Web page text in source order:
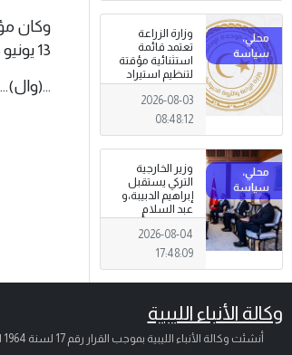
وزارة الزراعة
تعتمد قائمة
استثنائية مؤقتة
لتنظيم استيراد
وتداول المبيدات
الزراعية
2026-08-03
08:48:12
وزير الخارجية
التركي يستقبل
إبراهيم الدبيبة،و
عبد السلام
الزوبي في أنقرة
2026-08-04
17:48:09
13 يونيو 2025 الماضي .
...(وال)...
وكالة الأنباء الليبية
أنشئت وكالة الأنباء الليبية بموجب القرار رقم 17 لسنة 1964 الصادر بتاريخ